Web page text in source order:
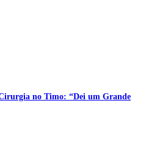
no Timo: “Dei um Grande